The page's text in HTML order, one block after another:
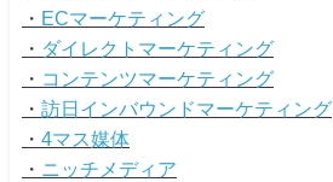
・ ECマーケティング
・ ダイレクトマーケティング
・ コンテンツマーケティング
・ 訪日インバウンドマーケティング
・ 4マス媒体
・ ニッチメディア